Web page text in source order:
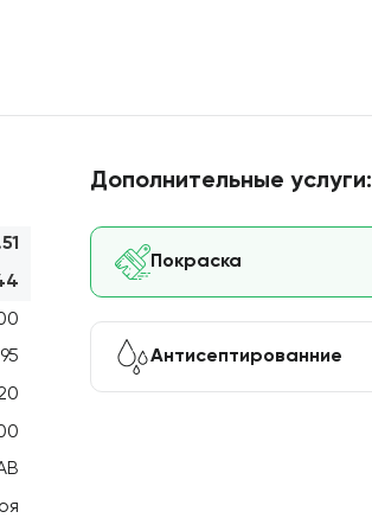
95
Дополнительные услуги:
Покраска
Антисептированние